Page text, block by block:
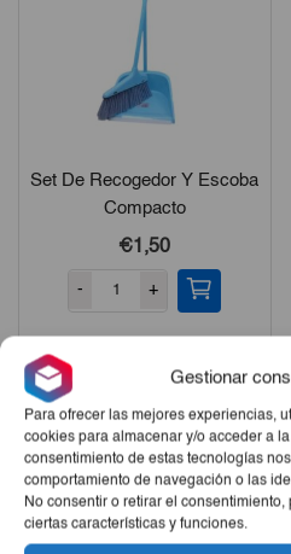
Gestionar
Para ofrecer las mejores experiencias,
cookies para almacenar y/o acceder a
consentimiento de estas tecnologías
comportamiento de navegación o las
No consentir o retirar el
ciertas características y funciones.
Set De Recogedor Y Escoba
Compacto
€1,50
- +